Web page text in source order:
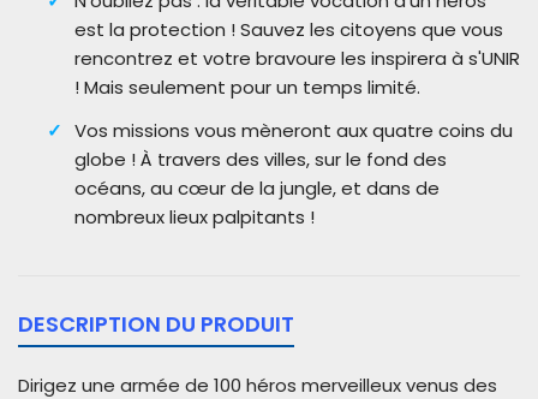
est la protection ! Sauvez les citoyens que vous
rencontrez et votre bravoure les inspirera à s'UNIR
! Mais seulement pour un temps limité.
Vos missions vous mèneront aux quatre coins du
globe ! À travers des villes, sur le fond des
océans, au cœur de la jungle, et dans de
nombreux lieux palpitants !
DESCRIPTION DU PRODUIT
Dirigez une armée de 100 héros merveilleux venus des